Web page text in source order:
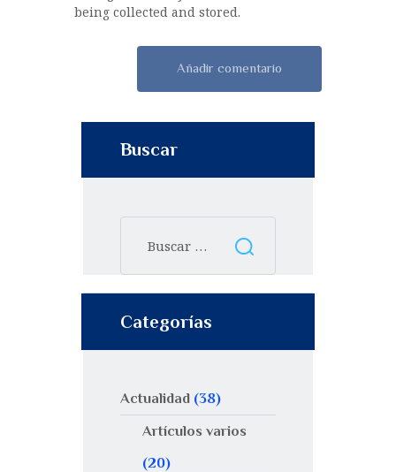
being collected and stored.
Buscar
Categorías
Actualidad (38)
Artículos varios
(20)